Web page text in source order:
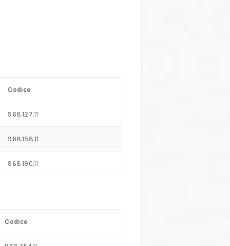
Codice
968.127.11
968.158.11
968.190.11
Codice